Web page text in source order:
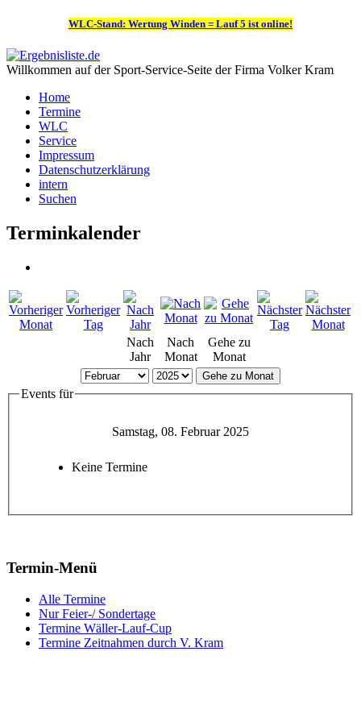
WLC-Stand: Wertung Winden = Lauf 5 ist online!
Willkommen auf der Sport-Service-Seite der Firma Volker Kram
Home
Termine
WLC
Service
Impressum
Datenschutzerklärung
intern
Suchen
Terminkalender
Nach
Jahr
Nach
Monat
Gehe zu
Monat
Gehe zu Monat
Events für
Samstag, 08. Februar 2025
Keine Termine
Termin-Menü
Alle Termine
Nur Feier-/ Sondertage
Termine Wäller-Lauf-Cup
Termine Zeitnahmen durch V. Kram